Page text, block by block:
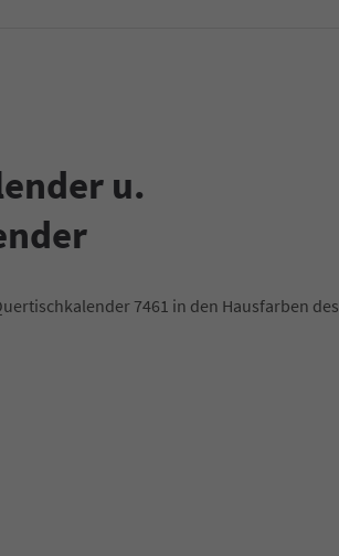
u.
7461 in den Hausfarben des